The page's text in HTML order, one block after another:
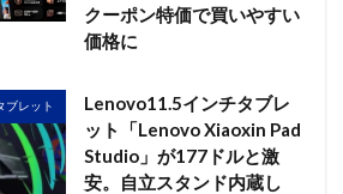
クーポン特価で買いやすい
価格に
ブレット
Lenovo11.5インチタブレ
ット「Lenovo Xiaoxin Pad
Studio」が177ドルと激
安。自立スタンド内蔵し